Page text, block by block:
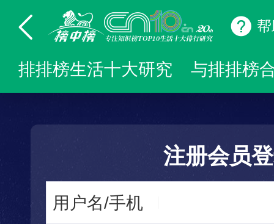
排排榜生活十大研究 与排排榜
注册会员
用户名/手机